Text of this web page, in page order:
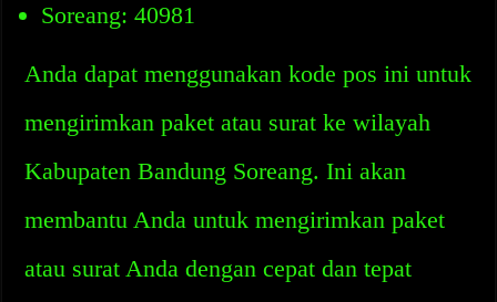
Soreang: 40981
Anda dapat menggunakan kode pos ini untuk
mengirimkan paket atau surat ke wilayah
Kabupaten Bandung Soreang. Ini akan
membantu Anda untuk mengirimkan paket
atau surat Anda dengan cepat dan tepat